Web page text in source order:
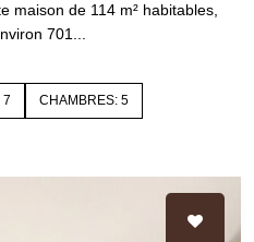
maison de 114 m² habitables,
701...
7 CHAMBRES: 5